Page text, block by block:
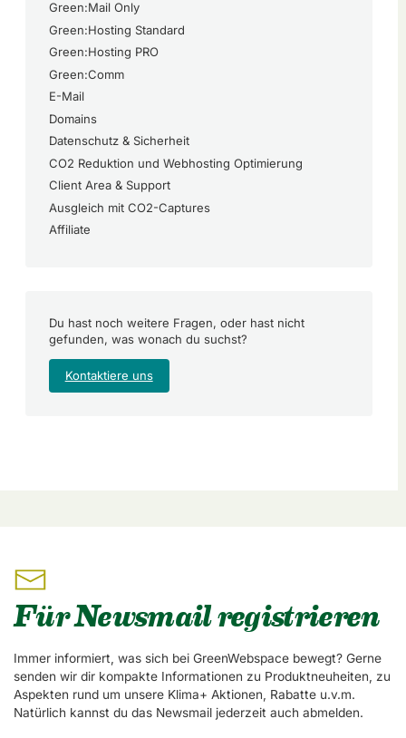
Green:Mail Only
Green:Hosting Standard
Green:Hosting PRO
Green:Comm
E-Mail
Domains
Datenschutz & Sicherheit
CO2 Reduktion und Webhosting Optimierung
Client Area & Support
Ausgleich mit CO2-Captures
Affiliate
Du hast noch weitere Fragen, oder hast nicht
gefunden, was wonach du suchst?
Kontaktiere uns
Für Newsmail registrieren
Immer informiert, was sich bei GreenWebspace bewegt? Gerne
senden wir dir kompakte Informationen zu Produktneuheiten, zu
Aspekten rund um unsere Klima+ Aktionen, Rabatte u.v.m.
Natürlich kannst du das Newsmail jederzeit auch abmelden.